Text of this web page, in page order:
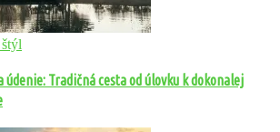
údenie: Tradičná cesta od úlovku k dokonalej